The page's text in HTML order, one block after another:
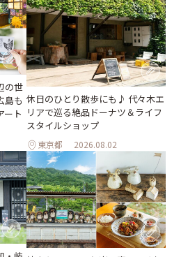
の世
島も
ート
休日のひとり散歩にも♪ 代々木エ
リアで巡る絶品ドーナツ＆ライフ
スタイルショップ
東京都 2026.08.02